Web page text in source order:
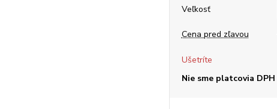
Veľkosť
Cena pred zľavou
Ušetríte
Nie sme platcovia DPH